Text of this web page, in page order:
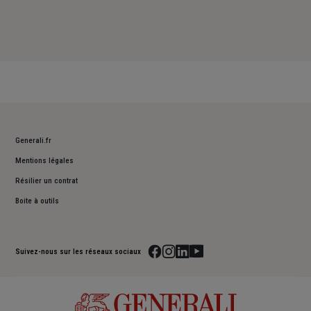
Generali.fr
Mentions légales
Résilier un contrat
Boite à outils
Suivez-nous sur les réseaux sociaux